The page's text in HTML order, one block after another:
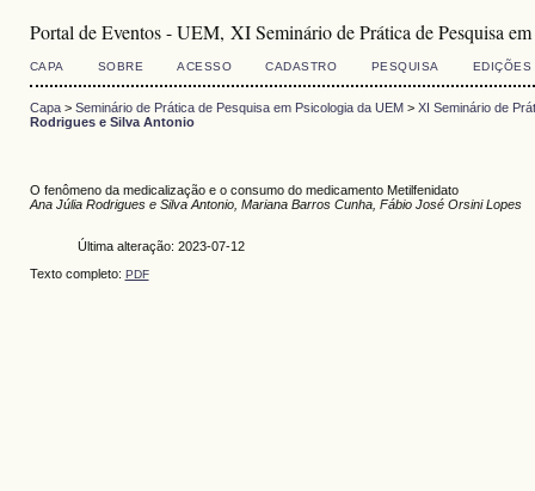
Portal de Eventos - UEM, XI Seminário de Prática de Pesquisa
CAPA SOBRE ACESSO CADASTRO PESQUISA EDIÇÕES
Capa> Seminário de Prática de Pesquisa em Psicologia da UEM> XI Seminário de
Rodrigues e Silva Antonio
O fenômeno da medicalização e o consumo do medicamento Metilfenidato
Ana Júlia Rodrigues e Silva Antonio, Mariana Barros Cunha, Fábio José Orsini Lopes
Última alteração: 2023-07-12
Texto completo: PDF